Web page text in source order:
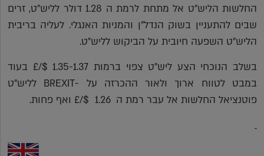
החלשות הליש"ט אל מתחת לרמת ה 1.28 דולר לליש"ט, זרים
שבים להתעניין בשוק הנדל"ן והמניות האנגלי. לעליה בריבית
הליש"ט השפעה חיובית על הביקוש לליש"ט.
בשלב הנוכחי הצע ליש"ט צפוי ברמות 1.35-1.37 $/£ בעוד
במבט לטווח ארוך ולאור ההכרזה על -BREXIT לליש"ט
פוטנציאל החלשות אל עבר רמת ה 1.26 $/£ ואף פחות.